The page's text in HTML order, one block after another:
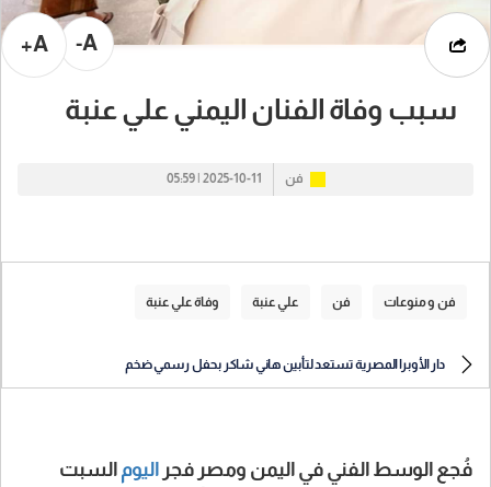
A-
A+
سبب وفاة الفنان اليمني علي عنبة
فن 2025-10-11 | 05:59
فن و منوعات فن علي عنبة وفاة علي عنبة
دار الأوبرا المصرية تستعد لتأبين هاني شاكر بحفل رسمي ضخم
فُجع الوسط الفني في اليمن ومصر فجر اليوم السبت